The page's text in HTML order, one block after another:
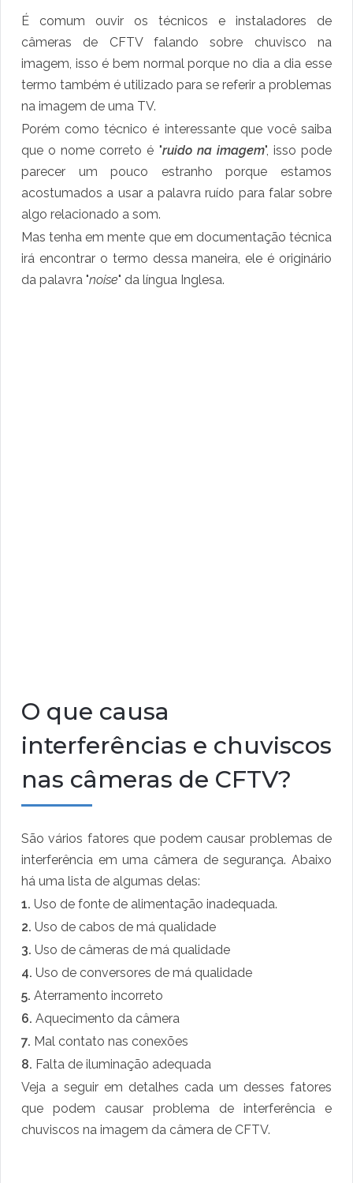
É comum ouvir os técnicos e instaladores de
câmeras de CFTV falando sobre chuvisco na
imagem, isso é bem normal porque no dia a dia esse
termo também é utilizado para se referir a problemas
na imagem de uma TV.
Porém como técnico é interessante que você saiba
que o nome correto é "ruido na imagem", isso pode
parecer um pouco estranho porque estamos
acostumados a usar a palavra ruído para falar sobre
algo relacionado a som.
Mas tenha em mente que em documentação técnica
irá encontrar o termo dessa maneira, ele é originário
da palavra "noise" da língua Inglesa.
O que causa
interferências e chuviscos
nas câmeras de CFTV?
São vários fatores que podem causar problemas de
interferência em uma câmera de segurança. Abaixo
há uma lista de algumas delas:
1. Uso de fonte de alimentação inadequada.
2. Uso de cabos de má qualidade
3. Uso de câmeras de má qualidade
4. Uso de conversores de má qualidade
5. Aterramento incorreto
6. Aquecimento da câmera
7. Mal contato nas conexões
8. Falta de iluminação adequada
Veja a seguir em detalhes cada um desses fatores
que podem causar problema de interferência e
chuviscos na imagem da câmera de CFTV.